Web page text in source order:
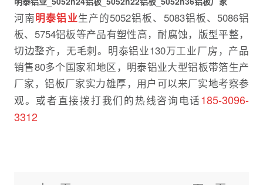
河南明泰铝业生产的5052铝板、5083铝板、5086铝
板、5754铝板等产品有塑性高，耐腐蚀，版型平整，
切边整齐，无毛刺。明泰铝业130万工业厂房，产品
销售80多个国家和地区，明泰铝业大型铝板带箔生产
厂家，铝板厂家实力雄厚，用户可以来厂实地考察参
观。或者直接拨打我们的热线咨询电话185-3096-
3312